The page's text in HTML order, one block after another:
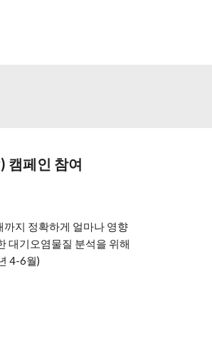
캠페인 참여
지 정확하게 얼마나 영향
대기오염물질 분석을 위해
4-6월)